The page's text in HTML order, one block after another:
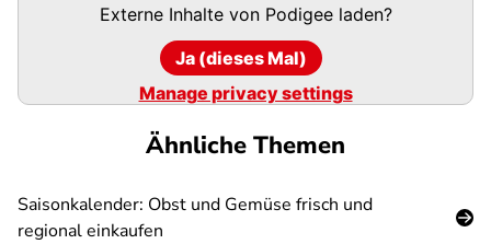
Externe Inhalte von Podigeeladen?
Ja (dieses Mal)
Manage privacy settings
Ähnliche Themen
Saisonkalender: Obst und Gemüse frisch und
regional einkaufen